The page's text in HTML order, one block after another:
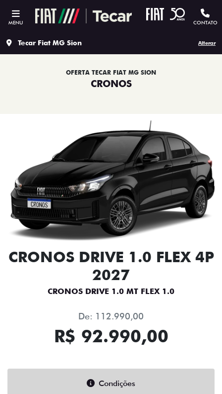
MENU CONTATO
Tecar Fiat MG Sion Alterar
OFERTA TECAR FIAT MG SION
CRONOS
CRONOS DRIVE 1.0 FLEX 4P
2027
CRONOS DRIVE 1.0 MT FLEX 1.0
De: 112.990,00
R$ 92.990,00
Condições